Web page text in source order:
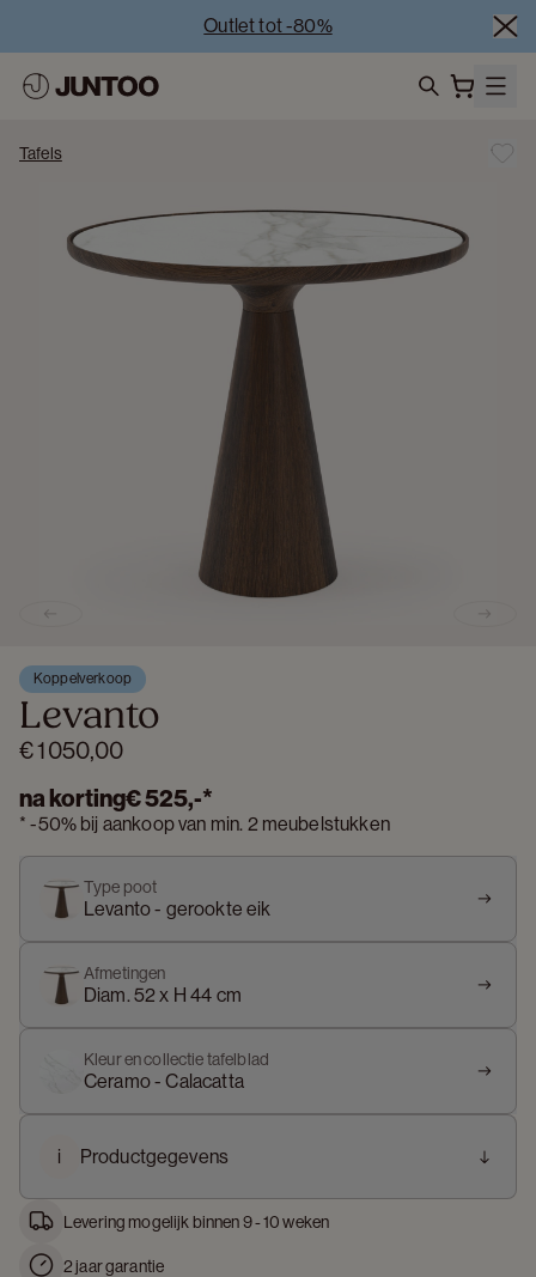
Outlet tot -80%
Uitverkoop van showroommodellen – Bezoek onze
showrooms
Koppelverkoop -50% bij aankoop van minstens 2
meubelstukken
Tafels
Koppelverkoop
Levanto
€ 1 050,00
na korting€ 525,-*
*-50% bij aankoop van min. 2 meubelstukken
Type poot
Levanto - gerookte eik
Afmetingen
Diam. 52 x H 44 cm
Kleur en collectie tafelblad
Ceramo - Calacatta
i Productgegevens
Levering mogelijk binnen 9 - 10 weken
2 jaar garantie